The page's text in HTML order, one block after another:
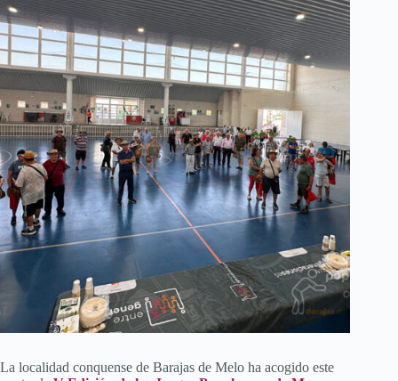
La localidad conquense de Barajas de Melo ha acogido este